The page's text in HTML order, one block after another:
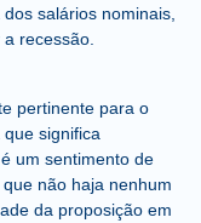
salários nominais,
recessão.
pertinente para o
significa
é um sentimento de
não haja nenhum
da proposição em